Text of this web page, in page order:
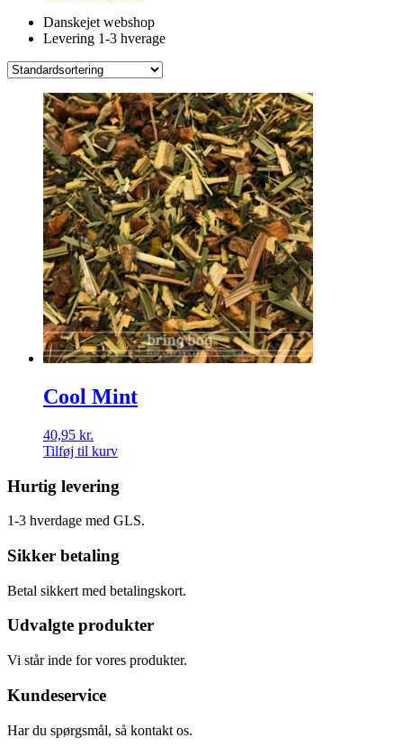
Danskejet webshop
Levering 1-3 hverage
Cool Mint
40,95 kr.
Tilføj til kurv
Hurtig levering
1-3 hverdage med GLS.
Sikker betaling
Betal sikkert med betalingskort.
Udvalgte produkter
Vi står inde for vores produkter.
Kundeservice
Har du spørgsmål, så kontakt os.